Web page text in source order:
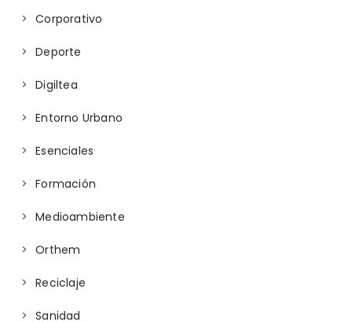
Corporativo
Deporte
Digiltea
Entorno Urbano
Esenciales
Formación
Medioambiente
Orthem
Reciclaje
Sanidad